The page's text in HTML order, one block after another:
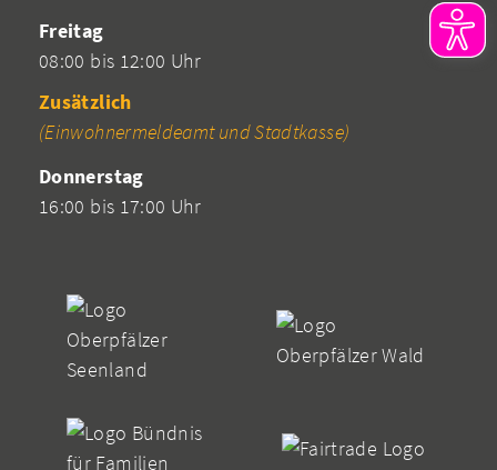
Freitag
08:00 bis 12:00 Uhr
Zusätzlich
(Einwohnermeldeamt und Stadtkasse)
Donnerstag
16:00 bis 17:00 Uhr